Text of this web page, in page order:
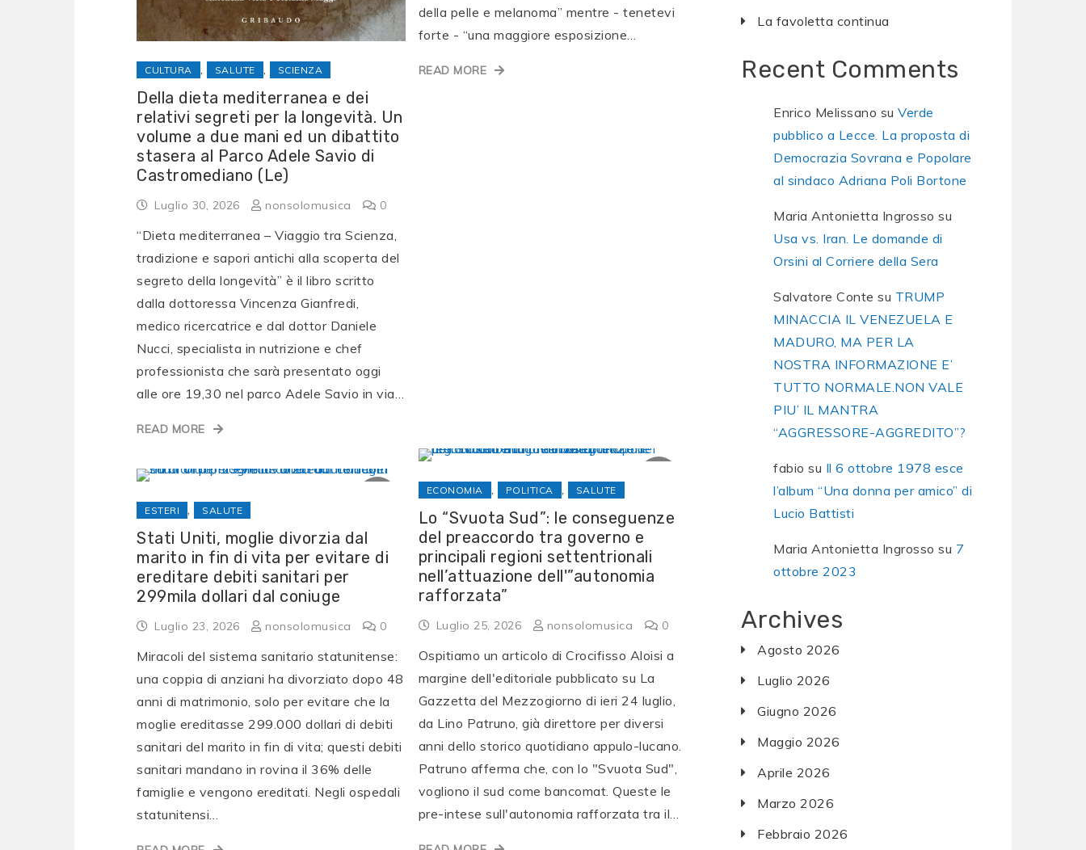
CULTURA SALUTE SCIENZA
Della dieta mediterranea e dei
relativi segreti per la longevità. Un
volume a due mani ed un dibattito
stasera al Parco Adele Savio di
Castromediano (Le)
Luglio 30, 2026 nonsolomusica 0
“Dieta mediterranea – Viaggio tra Scienza,
tradizione e sapori antichi alla scoperta del
segreto della longevità” è il libro scritto
dalla dottoressa Vincenza Gianfredi,
medico ricercatrice e dal dottor Daniele
Nucci, specialista in nutrizione e chef
professionista che sarà presentato oggi
alle ore 19,30 nel parco Adele Savio in via…
READ MORE
della pelle e melanoma” mentre - tenetevi
forte - “una maggiore esposizione…
READ MORE
ECONOMIA , POLITICA , SALUTE
Lo “Svuota Sud”: le conseguenze
del preaccordo tra governo e
principali regioni settentrionali
nell’attuazione dell'”autonomia
rafforzata”
Luglio 25, 2026 nonsolomusica 0
Ospitiamo un articolo di Crocifisso Aloisi a
margine dell'editoriale pubblicato su La
Gazzetta del Mezzogiorno di ieri 24 luglio,
da Lino Patruno, già direttore per diversi
anni dello storico quotidiano appulo-lucano.
Patruno afferma che, con lo "Svuota Sud",
vogliono il sud come bancomat. Queste le
pre-intese sull'autonomia rafforzata tra il…
ESTERI , SALUTE
Stati Uniti, moglie divorzia dal
marito in fin di vita per evitare di
ereditare debiti sanitari per
299mila dollari dal coniuge
Luglio 23, 2026 nonsolomusica 0
Miracoli del sistema sanitario statunitense:
una coppia di anziani ha divorziato dopo 48
anni di matrimonio, solo per evitare che la
moglie ereditasse 299.000 dollari di debiti
sanitari del marito in fin di vita; questi debiti
sanitari mandano in rovina il 36% delle
famiglie e vengono ereditati. Negli ospedali
statunitensi…
La favoletta continua
Recent Comments
Enrico Melissano suVerde
pubblico a Lecce. La proposta di
Democrazia Sovrana e Popolare
al sindaco Adriana Poli Bortone
Maria Antonietta Ingrosso su
Usa vs. Iran. Le domande di
Orsini al Corriere della Sera
Salvatore Conte su TRUMP
MINACCIA IL VENEZUELA E
MADURO, MA PER LA
NOSTRA INFORMAZIONE E’
TUTTO NORMALE.NON VALE
PIU’ IL MANTRA
“AGGRESSORE-AGGREDITO”?
fabio su Il 6 ottobre 1978 esce
l’album “Una donna per amico” di
Lucio Battisti
Maria Antonietta Ingrosso su 7
ottobre 2023
Archives
Agosto 2026
Luglio 2026
Giugno 2026
Maggio 2026
Aprile 2026
Marzo 2026
Febbraio 2026